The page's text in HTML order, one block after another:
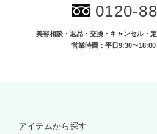
0120-
美容相談・返品・交換・キャンセル・
営業時間：平日9:30〜
アイテムから探す